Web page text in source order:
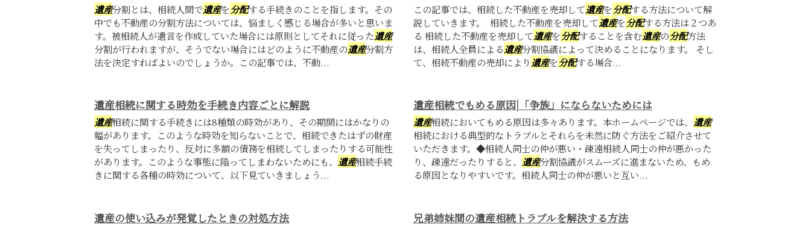
遺産分割とは、相続人間で遺産を分配する手続きのことを指します。その
中でも不動産の分割方法については、悩ましく感じる場合が多いと思いま
す。被相続人が遺言を作成していた場合には原則としてそれに従った遺産
分割が行われますが、そうでない場合にはどのように不動産の遺産分割方
法を決定すればよいのでしょうか。この記事では、不動...
この記事では、相続した不動産を売却して遺産を分配する方法について解
説していきます。 相続した不動産を売却して遺産を分配する方法は２つあ
る 相続した不動産を売却して遺産を分配することを含む遺産の分配方法
は、相続人全員による遺産分割協議によって決めることになります。 そし
て、相続不動産の売却により 遺産を分配する場合...
遺産相続に関する時効を手続き内容ごとに解説
遺産相続に関する手続きには8種類の時効があり、その期間にはかなりの
幅があります。このような時効を知らないことで、相続できたはずの財産
を失ってしまったり、反対に多額の債務を相続してしまったりする可能性
があります。このような事態に陥ってしまわないためにも、 遺産相続手続
きに関する各種の時効について、以下見ていきましょう...
遺産相続でもめる原因|「争族」にならないためには
遺産相続においてもめる原因は多々あります。本ホームページでは、 遺産
相続における典型的なトラブルとそれらを未然に防ぐ方法をご紹介させて
いただきます。◆相続人同士の仲が悪い・疎遠相続人同士の仲が悪かった
り、疎遠だったりすると、 遺産分割協議がスムーズに進まないため、もめ
る原因となりやすいです。相続人同士の仲が悪いと互い...
遺産の使い込みが発覚したときの対処方法 兄弟姉妹間の遺産相続トラブルを解決する方法